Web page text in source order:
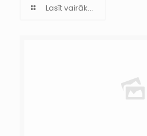
Lasīt vairāk...